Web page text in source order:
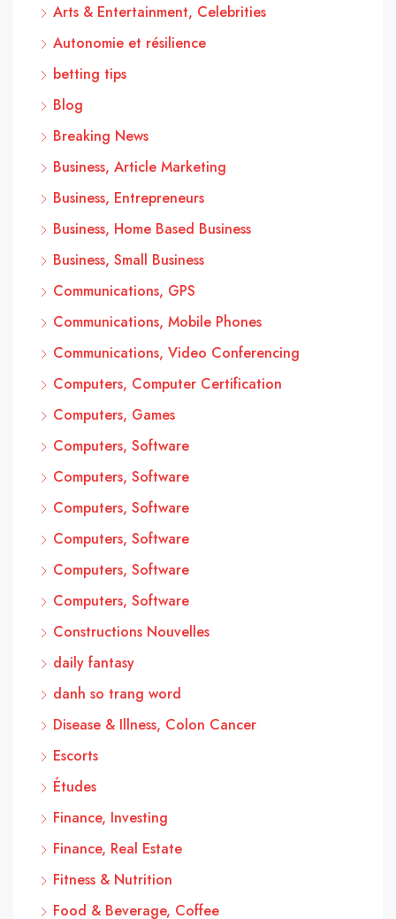
Arts & Entertainment, Celebrities
Autonomie et résilience
betting tips
Blog
Breaking News
Business, Article Marketing
Business, Entrepreneurs
Business, Home Based Business
Business, Small Business
Communications, GPS
Communications, Mobile Phones
Communications, Video Conferencing
Computers, Computer Certification
Computers, Games
Computers, Software
Computers, Software
Computers, Software
Computers, Software
Computers, Software
Computers, Software
Constructions Nouvelles
daily fantasy
danh so trang word
Disease & Illness, Colon Cancer
Escorts
Études
Finance, Investing
Finance, Real Estate
Fitness & Nutrition
Food & Beverage, Coffee